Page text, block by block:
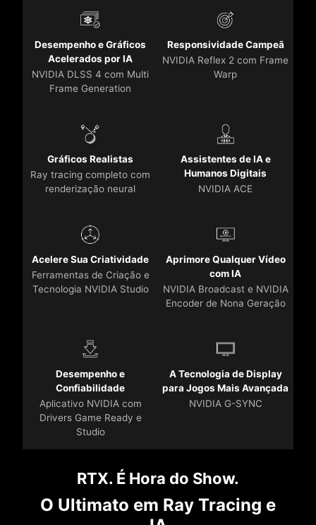
Desempenho e Gráficos
Acelerados por IA
NVIDIA DLSS 4 com Multi
Frame Generation
Responsividade Campeã
NVIDIA Reflex 2 com Frame
Warp
Gráficos Realistas
Ray tracing completo com
renderização neural
Assistentes de IA e
Humanos Digitais
NVIDIA ACE
Acelere Sua Criatividade
Ferramentas de Criação e
Tecnologia NVIDIA Studio
Aprimore Qualquer Vídeo
com IA
NVIDIA Broadcast e NVIDIA
Encoder de Nona Geração
Desempenho e
Confiabilidade
Aplicativo NVIDIA com
Drivers Game Ready e
Studio
A Tecnologia de Display
para Jogos Mais Avançada
NVIDIA G-SYNC
RTX. É Hora do Show.
O Ultimato em Ray Tracing e